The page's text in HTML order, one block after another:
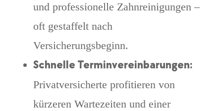
und professionelle Zahnreinigungen –
oft gestaffelt nach
Versicherungsbeginn.
Schnelle Terminvereinbarungen:
Privatversicherte profitieren von
kürzeren Wartezeiten und einer